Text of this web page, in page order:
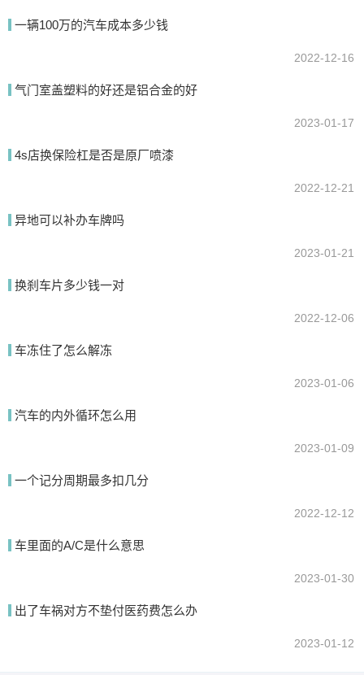
一辆100万的汽车成本多少钱
2022-12-16
气门室盖塑料的好还是铝合金的好
2023-01-17
4s店换保险杠是否是原厂喷漆
2022-12-21
异地可以补办车牌吗
2023-01-21
换刹车片多少钱一对
2022-12-06
车冻住了怎么解冻
2023-01-06
汽车的内外循环怎么用
2023-01-09
一个记分周期最多扣几分
2022-12-12
车里面的A/C是什么意思
2023-01-30
出了车祸对方不垫付医药费怎么办
2023-01-12